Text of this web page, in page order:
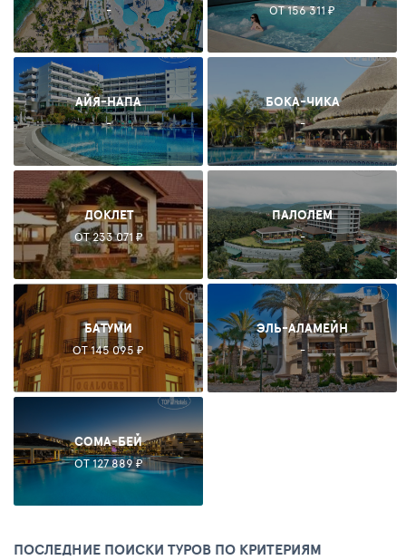
- ОТ 156 311 ₽
АЙЯ-НАПА
-
БОКА-ЧИКА
-
ДОКЛЕТ
ОТ 233 071 ₽
ПАЛОЛЕМ
-
БАТУМИ
ОТ 145 095 ₽
ЭЛЬ-АЛАМЕЙН
-
СОМА-БЕЙ
ОТ 127 889 ₽
ПОСЛЕДНИЕ ПОИСКИ ТУРОВ ПО КРИТЕРИЯМ